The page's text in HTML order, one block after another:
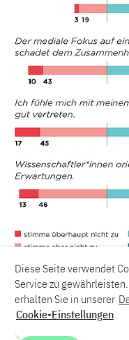
Diese Seite verwendet
Service zu
erhalten Sie in unserer
Cookie-Einstellungen.